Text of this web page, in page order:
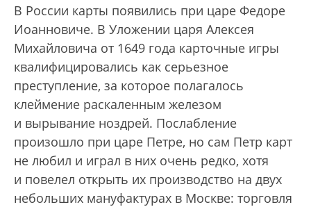
В России карты появились при царе Федоре
Иоанновиче. В Уложении царя Алексея
Михайловича от 1649 года карточные игры
квалифицировались как серьезное
преступление, за которое полагалось
клеймение раскаленным железом
и вырывание ноздрей. Послабление
произошло при царе Петре, но сам Петр карт
не любил и играл в них очень редко, хотя
и повелел открыть их производство на двух
небольших мануфактурах в Москве: торговля